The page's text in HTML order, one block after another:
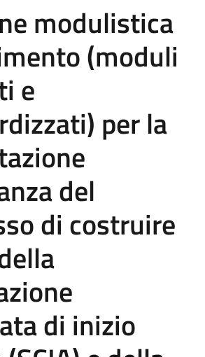
modulistica
(moduli
e
per la
del
di costruire
di inizio